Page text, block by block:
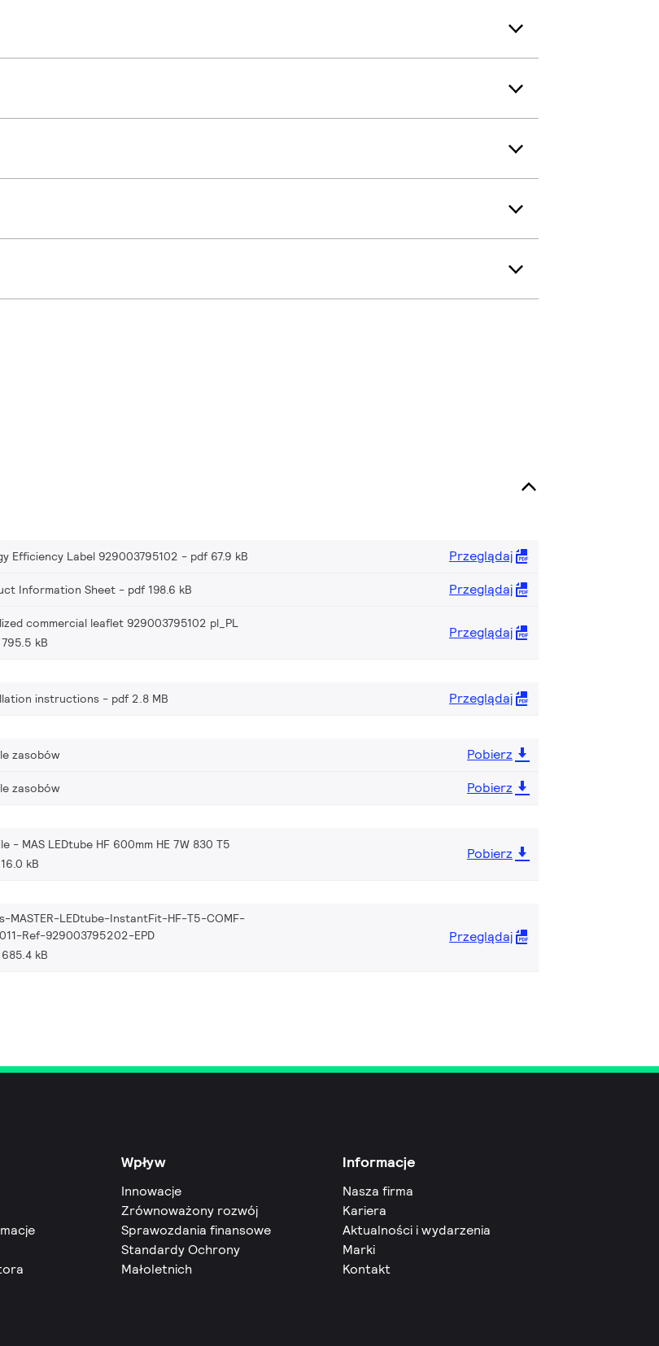
Efficiency Label 929003795102 pdf 67.9 kB
Przeglądaj
Information Sheet pdf 198.6 kB Przeglądaj
commercial leaflet 929003795102 pl_PL
kB
Przeglądaj
instructions pdf 2.8 MB Przeglądaj
zasobów
Pobierz
zasobów Pobierz
- MAS LEDtube HF 600mm HE 7W 830 T5
kB
Pobierz
MASTER-LEDtube-InstantFit-HF-T5-COMF-
Ref-929003795202-EPD
kB
Przeglądaj
Wpływ
Innowacje
Zrównoważony rozwój
Sprawozdania finansowe
Standardy Ochrony
Małoletnich
Informacje
Nasza firma
Kariera
Aktualności i wydarzenia
Marki
Kontakt